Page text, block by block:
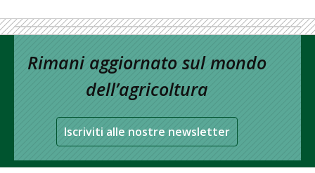
Rimani aggiornato sul mondo
dell’agricoltura
Iscriviti alle nostre newsletter